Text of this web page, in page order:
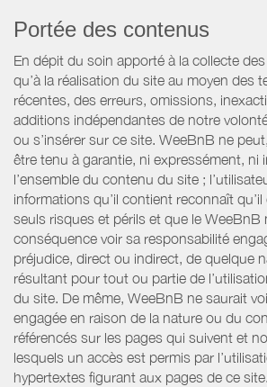
Portée des contenus
En dépit du soin apporté à la collecte
qu’à la réalisation du site au moyen des
récentes, des erreurs, omissions,
additions indépendantes de notre
ou s’insérer sur ce site. WeeBnB ne
être tenu à garantie, ni expressément, ni
l’ensemble du contenu du site ;
informations qu’il contient reconnaît
seuls risques et périls et que le WeeBnB
conséquence voir sa responsabilité
préjudice, direct ou indirect, de quelque
résultant pour tout ou partie de
du site. De même, WeeBnB ne saurait
engagée en raison de la nature ou du
référencés sur les pages qui suivent et
lesquels un accès est permis par
hypertextes figurant aux pages de ce